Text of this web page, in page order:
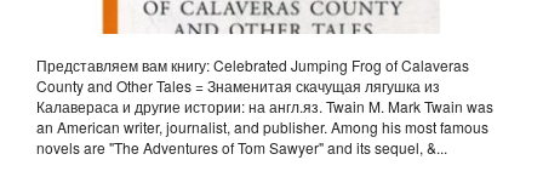
Представляем вам книгу: Celebrated Jumping Frog of Calaveras
County and Other Tales = Знаменитая скачущая лягушка из
Калавераса и другие истории: на англ.яз. Twain M. Mark Twain was
an American writer, journalist, and publisher. Among his most famous
novels are "The Adventures of Tom Sawyer" and its sequel, &...